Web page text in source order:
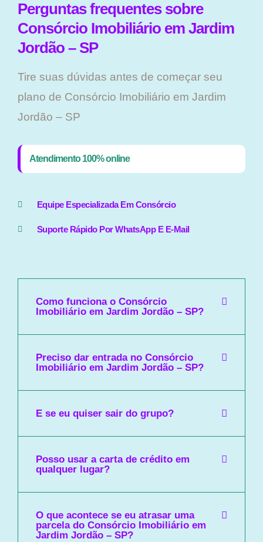
Perguntas frequentes sobre
Consórcio Imobiliário em Jardim
Jordão – SP
Tire suas dúvidas antes de começar seu
plano ​de Consórcio Imobiliário em Jardim
Jordão – SP
Atendimento 100% online
Equipe Especializada Em Consórcio
Suporte Rápido Por WhatsApp E E-Mail
Como funciona o Consórcio
Imobiliário em Jardim Jordão – SP?
Preciso dar entrada no Consórcio
Imobiliário em Jardim Jordão – SP?
E se eu quiser sair do grupo?
Posso usar a carta de crédito em
qualquer lugar?
O que acontece se eu atrasar uma
parcela do Consórcio Imobiliário em
Jardim Jordão – SP?